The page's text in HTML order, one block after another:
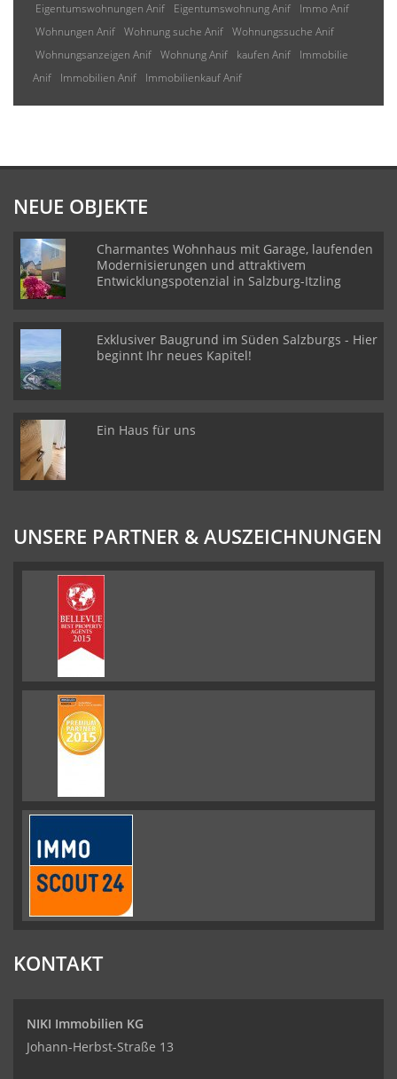
Eigentumswohnungen Anif Eigentumswohnung Anif
Immo Anif
Wohnungen Anif Wohnung suche Anif Wohnungssuche Anif
Wohnungsanzeigen Anif Wohnung Anif kaufen Anif
Immobilie
Anif
Immobilien Anif Immobilienkauf Anif
NEUE OBJEKTE
Charmantes Wohnhaus mit Garage, laufenden
Modernisierungen und attraktivem
Entwicklungspotenzial in Salzburg-Itzling
Exklusiver Baugrund im Süden Salzburgs - Hier
beginnt Ihr neues Kapitel!
Ein Haus für uns
UNSERE PARTNER & AUSZEICHNUNGEN
KONTAKT
NIKI Immobilien KG
Johann-Herbst-Straße 13